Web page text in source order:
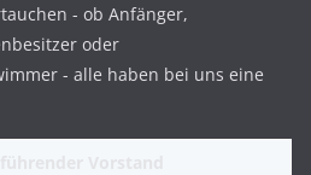
- ob Anfänger,
oder
- alle haben bei uns eine